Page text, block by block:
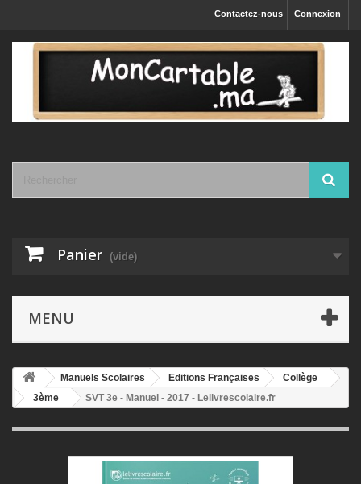
Connexion
Contactez-nous
Panier (vide)
MENU
Manuels Scolaires Editions Françaises
Collège
3ème
SVT 3e - Manuel - 2017 - Lelivrescolaire.fr